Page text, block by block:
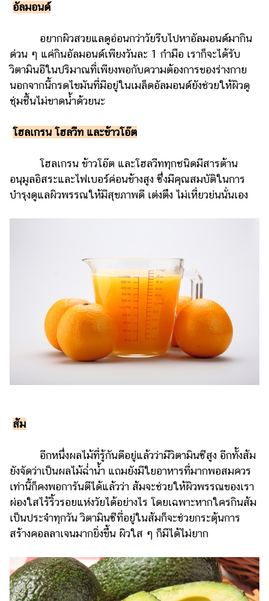
อัลมอนด์
อยากผิวสวยแลดูอ่อนกว่าวัยรีบไปหาอัลมอนด์มากิน
ด่วน ๆ แค่กินอัลมอนด์เพียงวันละ 1 กำมือ เราก็จะได้รับ
วิตามินอีในปริมาณที่เพียงพอกับความต้องการของร่างกาย
นอกจากนี้กรดไขมันที่มีอยู่ในเมล็ดอัลมอนด์ยังช่วยให้ผิวดู
ชุ่มชื้นไม่ขาดน้ำด้วยนะ
โฮลเกรน โฮลวีท และข้าวโอ๊ต
โฮลเกรน ข้าวโอ๊ต และโฮลวีททุกชนิดมีสารต้าน
อนุมูลอิสระและไฟเบอร์ค่อนข้างสูง ซึ่งมีคุณสมบัติในการ
บำรุงดูแลผิวพรรณให้มีสุขภาพดี เต่งตึง ไม่เหี่ยวย่นนั่นเอง
ส้ม
อีกหนึ่งผลไม้ที่รู้กันดีอยู่แล้วว่ามีวิตามินซีสูง อีกทั้งส้ม
ยังจัดว่าเป็นผลไม้ฉ่ำน้ำ แถมยังมีใยอาหารที่มากพอสมควร
เท่านี้ก็คงพอการันตีได้แล้วว่า ส้มจะช่วยให้ผิวพรรณของเรา
ผ่องใสไร้ริ้วรอยแห่งวัยได้อย่างไร โดยเฉพาะหากใครกินส้ม
เป็นประจำทุกวัน วิตามินซีที่อยู่ในส้มก็จะช่วยกระตุ้นการ
สร้างคอลลาเจนมากยิ่งขึ้น ผิวใส ๆ ก็มีได้ไม่ยาก